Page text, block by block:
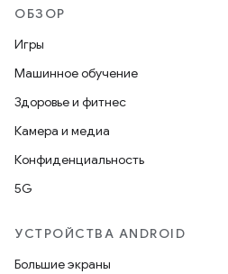
ОБЗОР
Игры
Машинное обучение
Здоровье и фитнес
Камера и медиа
Конфиденциальность
5G
УСТРОЙСТВА ANDROID
Большие экраны